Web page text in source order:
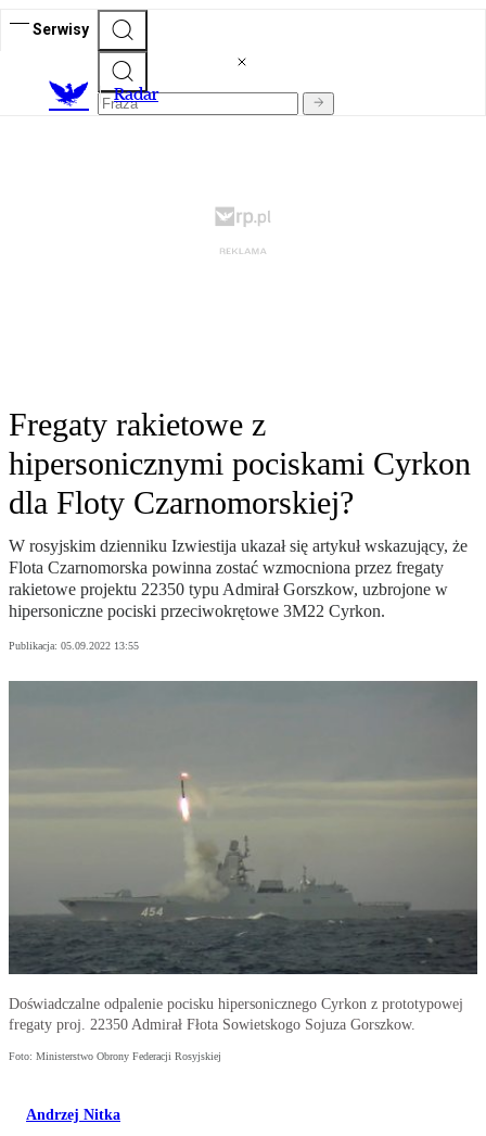
Serwisy
Radar
Fregaty rakietowe z
hipersonicznymi pociskami Cyrkon
dla Floty Czarnomorskiej?
W rosyjskim dzienniku Izwiestija ukazał się artykuł wskazujący, że
Flota Czarnomorska powinna zostać wzmocniona przez fregaty
rakietowe projektu 22350 typu Admirał Gorszkow, uzbrojone w
hipersoniczne pociski przeciwokrętowe 3M22 Cyrkon.
Publikacja: 05.09.2022 13:55
Doświadczalne odpalenie pocisku hipersonicznego Cyrkon z prototypowej
fregaty proj. 22350 Admirał Fłota Sowietskogo Sojuza Gorszkow.
Foto: Ministerstwo Obrony Federacji Rosyjskiej
Andrzej Nitka